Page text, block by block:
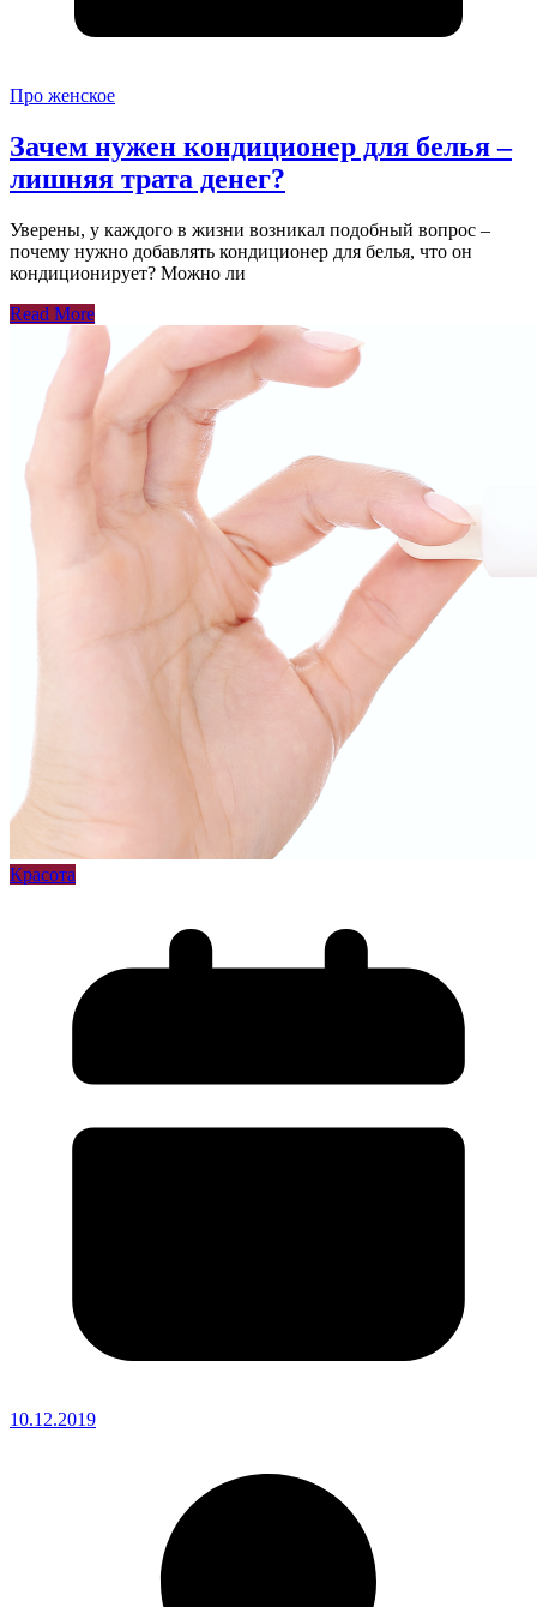
Про женское
Зачем нужен кондиционер для белья –
лишняя трата денег?
Уверены, у каждого в жизни возникал подобный вопрос –
почему нужно добавлять кондиционер для белья, что он
кондиционирует? Можно ли
Read More
Красота
10.12.2019